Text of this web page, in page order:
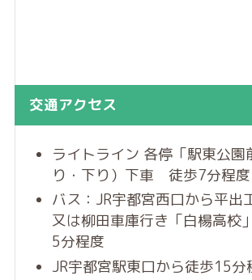
交通アクセス
ライトライン 各停「駅東公園
り・下り）下車 徒歩7分程度
バス：JR宇都宮西口から平出
又は柳田車庫行き「白楊高
5分程度
JR宇都宮駅東口から徒歩15分